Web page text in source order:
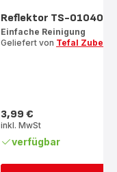
Reflektor TS-
Einfache Reinigung
Geliefert von Tefal
Preis
3,99 €
inkl. MwSt
verfügbar